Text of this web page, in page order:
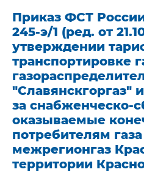
Приказ ФСТ России
245-э/1 (ред. от
утверждении
транспортировке
"Славянскгоргаз"
за снабженческо-
оказываемые
потребителям
межрегионгаз
территории